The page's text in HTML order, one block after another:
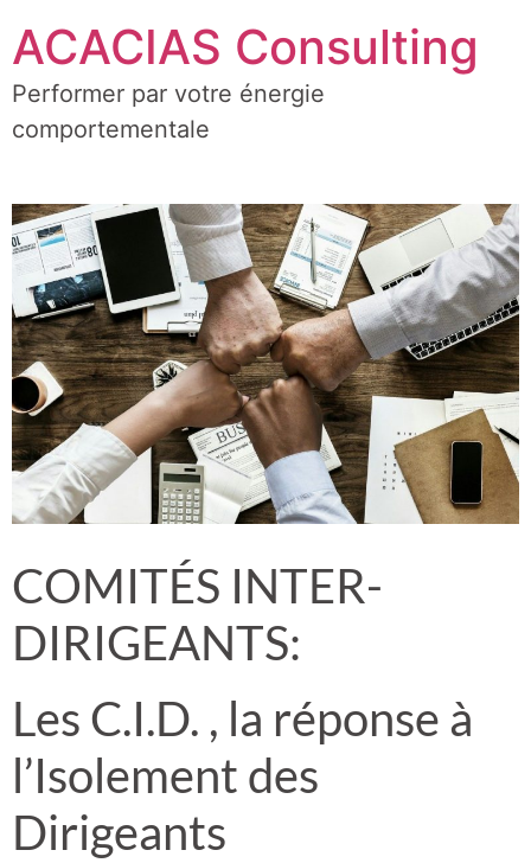
ACACIAS Consulting
Performer par votre énergie
comportementale
COMITÉS INTER-
DIRIGEANTS:
Les C.I.D. , la réponse à
l’Isolement des
Dirigeants